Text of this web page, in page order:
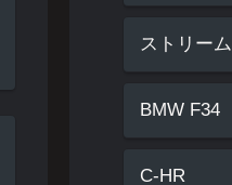
ストリーム
BMW F34
C-HR